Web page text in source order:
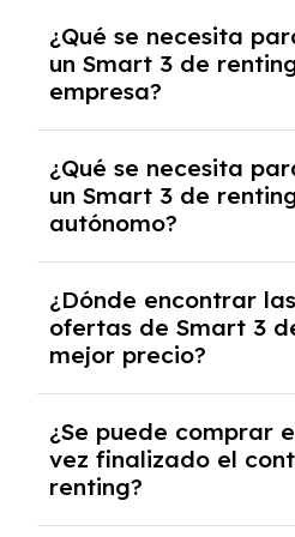
y, en algunos casos, una
crediticia y un pago
¿Qué se necesita
un Smart 3 de
empresa?
documentación
casos, un informe de
y un pago inicial.
¿Qué se necesita
un Smart 3 de
autónomo?
autónomos, justificante
algunos casos, un
inicial.
¿Dónde encontrar
ofertas de Smart 3
mejor precio?
mejores ofertas de
todos los gastos
entradas.
¿Se puede comprar
vez finalizado el
renting?